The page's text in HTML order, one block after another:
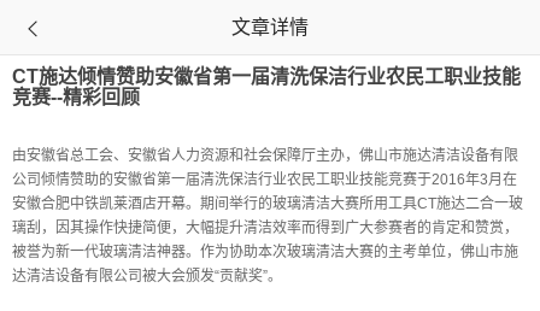
 文章详情
CT施达倾情赞助安徽省第一届清洗保洁行业农民工职业技能
竞赛--精彩回顾
由安徽省总工会、安徽省人力资源和社会保障厅主办，佛山市施达清洁设备有限
公司倾情赞助的安徽省第一届清洗保洁行业农民工职业技能竞赛于2016年3月在
安徽合肥中铁凯莱酒店开幕。期间举行的玻璃清洁大赛所用工具CT施达二合一玻
璃刮，因其操作快捷简便，大幅提升清洁效率而得到广大参赛者的肯定和赞赏，
被誉为新一代玻璃清洁神器。作为协助本次玻璃清洁大赛的主考单位，佛山市施
达清洁设备有限公司被大会颁发“贡献奖”。